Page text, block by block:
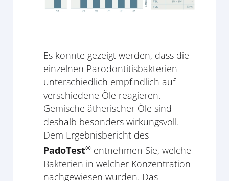
Es konnte gezeigt werden, dass die
einzelnen Parodontitisbakterien
unterschiedlich empfindlich auf
verschiedene Öle reagieren.
Gemische ätherischer Öle sind
deshalb besonders wirkungsvoll.
Dem Ergebnisbericht des
PadoTest® entnehmen Sie, welche
Bakterien in welcher Konzentration
nachgewiesen wurden. Das